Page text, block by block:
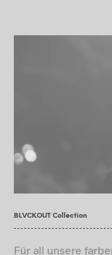
BLVCKOUT Collection
Für all unsere